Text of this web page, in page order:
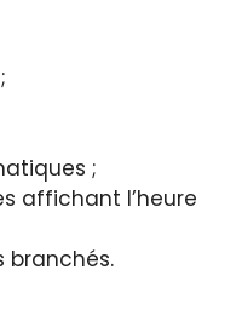
;
affichant l’heure
branchés.